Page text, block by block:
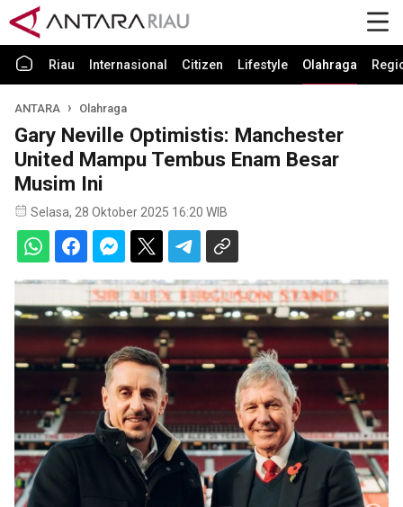
Riau Internasional Citizen Lifestyle Olahraga
ANTARA Olahraga
Gary Neville Optimistis: Manchester
United Mampu Tembus Enam Besar
Musim Ini
Selasa, 28 Oktober 2025 16:20 WIB